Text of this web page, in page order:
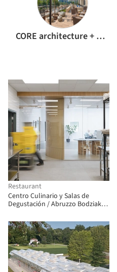
CORE architecture + design
Restaurant
Centro Culinario y Salas de
Degustación / Abruzzo Bodziak